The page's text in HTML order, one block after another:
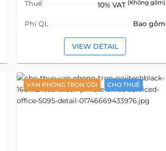
Thuế 10% VAT (Không gồm)
Phí QL Bao gồm
VIEW DETAIL
VĂN PHÒNG TRỌN GÓI CHO THUÊ